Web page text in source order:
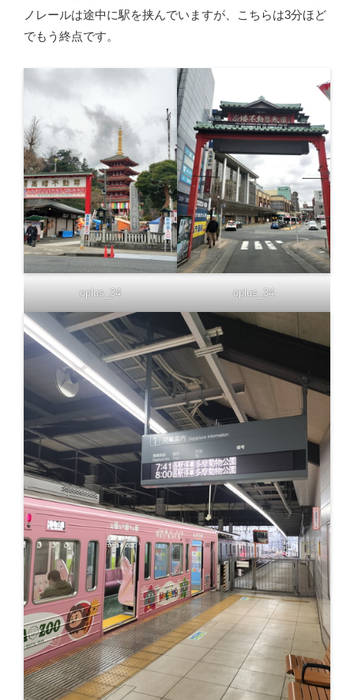
ノレールは途中に駅を挟んでいますが、こちらは3分ほど
でもう終点です。
oplus_34 oplus_34